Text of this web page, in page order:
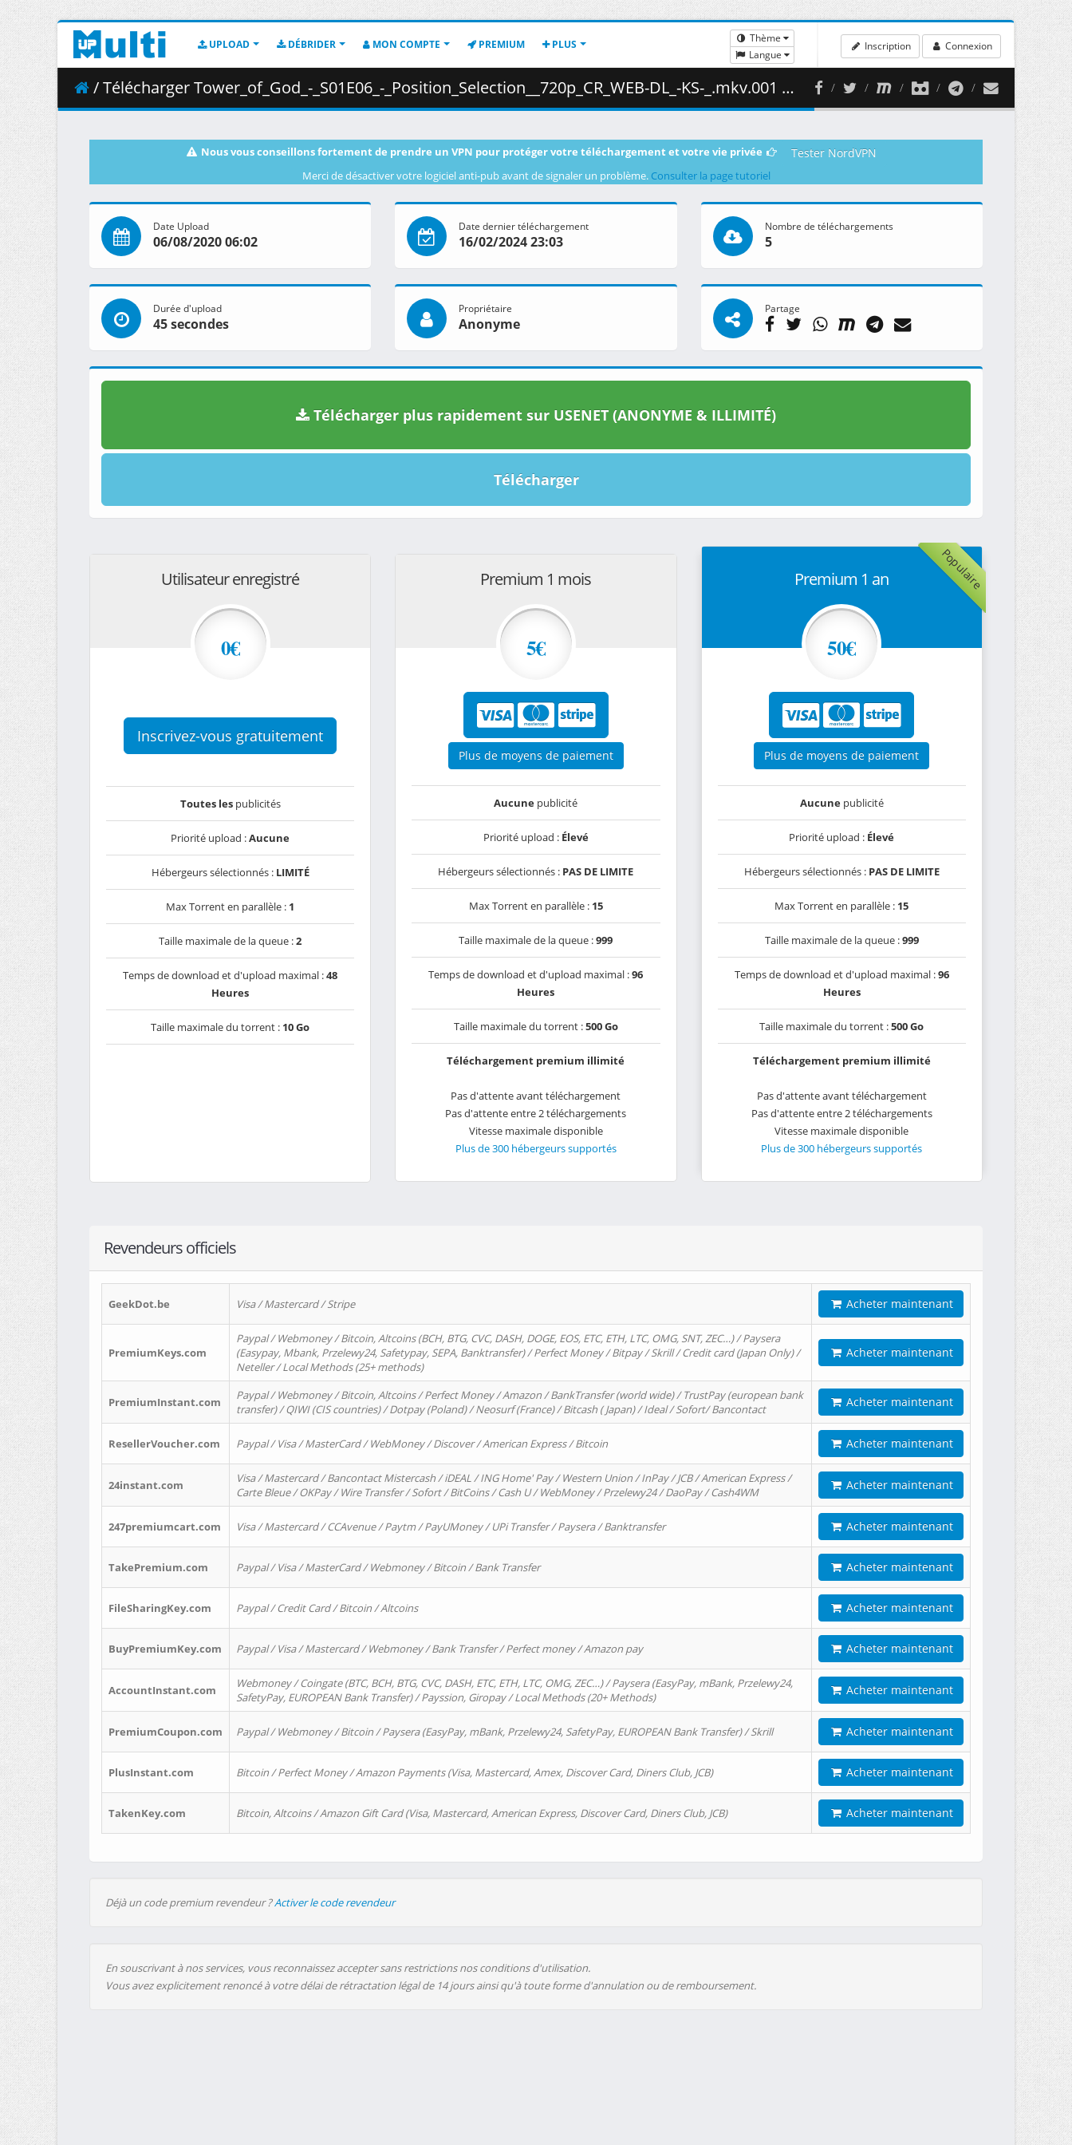
UPLOAD DÉBRIDER MON COMPTE PREMIUM PLUS
Thème
Langue
Inscription Connexion
/ Télécharger Tower_of_God_-_S01E06_-_Position_Selection__720p_CR_WEB-DL_-KS-_.mkv.001 ( 353.31 MB )
Nous vous conseillons fortement de prendre un VPN pour protéger votre téléchargement et votre vie privée Tester NordVPN
Merci de désactiver votre logiciel anti-pub avant de signaler un problème. Consulter la page tutoriel
Date Upload
06/08/2020 06:02
Date dernier téléchargement
16/02/2024 23:03
Nombre de téléchargements
5
Durée d'upload
45 secondes
Propriétaire
Anonyme
Partage
Télécharger plus rapidement sur USENET (ANONYME & ILLIMITÉ)
Télécharger
Utilisateur enregistré
0€
Inscrivez-vous gratuitement
Toutes lespublicités
Priorité upload :Aucune
Hébergeurs sélectionnés : LIMITÉ
Max Torrent en parallèle : 1
Taille maximale de la queue :2
Temps de download et d'upload maximal :48
Heures
Taille maximale du torrent : 10 Go
Premium 1 mois
5€
Plus de moyens de paiement
Aucune publicité
Priorité upload : Élevé
Hébergeurs sélectionnés : PAS DE LIMITE
Max Torrent en parallèle : 15
Taille maximale de la queue :999
Temps de download et d'upload maximal :96
Heures
Taille maximale du torrent :500 Go
Téléchargement premium illimité
Pas d'attente avant téléchargement
Pas d'attente entre 2 téléchargements
Vitesse maximale disponible
Plus de 300 hébergeurs supportés
Populaire
Premium 1 an
50€
Plus de moyens de paiement
Aucunepublicité
Priorité upload : Élevé
Hébergeurs sélectionnés : PAS DE LIMITE
Max Torrent en parallèle : 15
Taille maximale de la queue :999
Temps de download et d'upload maximal :96
Heures
Taille maximale du torrent :500 Go
Téléchargement premium illimité
Pas d'attente avant téléchargement
Pas d'attente entre 2 téléchargements
Vitesse maximale disponible
Plus de 300 hébergeurs supportés
Revendeurs officiels
GeekDot.be Visa / Mastercard / Stripe Acheter maintenant
PremiumKeys.com
Paypal / Webmoney / Bitcoin, Altcoins (BCH, BTG, CVC, DASH, DOGE, EOS, ETC, ETH, LTC, OMG, SNT, ZEC…) / Paysera
(Easypay, Mbank, Przelewy24, Safetypay, SEPA, Banktransfer) / Perfect Money / Bitpay / Skrill / Credit card (Japan Only) /
Neteller / Local Methods (25+ methods)
Acheter maintenant
PremiumInstant.com
Paypal / Webmoney / Bitcoin, Altcoins / Perfect Money / Amazon / BankTransfer (world wide) / TrustPay (european bank
transfer) / QIWI (CIS countries) / Dotpay (Poland) / Neosurf (France) / Bitcash ( Japan) / Ideal / Sofort/ Bancontact
Acheter maintenant
ResellerVoucher.com Paypal / Visa / MasterCard / WebMoney / Discover / American Express / Bitcoin Acheter maintenant
24instant.com
Visa / Mastercard / Bancontact Mistercash / iDEAL / ING Home' Pay / Western Union / InPay / JCB / American Express /
Carte Bleue / OKPay / Wire Transfer / Sofort / BitCoins / Cash U / WebMoney / Przelewy24 / DaoPay / Cash4WM
Acheter maintenant
247premiumcart.com Visa / Mastercard / CCAvenue / Paytm / PayUMoney / UPi Transfer / Paysera / Banktransfer Acheter maintenant
TakePremium.com Paypal / Visa / MasterCard / Webmoney / Bitcoin / Bank Transfer Acheter maintenant
FileSharingKey.com Paypal / Credit Card / Bitcoin / Altcoins Acheter maintenant
BuyPremiumKey.com Paypal / Visa / Mastercard / Webmoney / Bank Transfer / Perfect money / Amazon pay Acheter maintenant
AccountInstant.com
Webmoney / Coingate (BTC, BCH, BTG, CVC, DASH, ETC, ETH, LTC, OMG, ZEC…) / Paysera (EasyPay, mBank, Przelewy24,
SafetyPay, EUROPEAN Bank Transfer) / Payssion, Giropay / Local Methods (20+ Methods)
Acheter maintenant
PremiumCoupon.com Paypal / Webmoney / Bitcoin / Paysera (EasyPay, mBank, Przelewy24, SafetyPay, EUROPEAN Bank Transfer) / Skrill Acheter maintenant
PlusInstant.com Bitcoin / Perfect Money / Amazon Payments (Visa, Mastercard, Amex, Discover Card, Diners Club, JCB) Acheter maintenant
TakenKey.com Bitcoin, Altcoins / Amazon Gift Card (Visa, Mastercard, American Express, Discover Card, Diners Club, JCB) Acheter maintenant
Déjà un code premium revendeur ?Activer le code revendeur
En souscrivant à nos services, vous reconnaissez accepter sans restrictions nos conditions d'utilisation.
Vous avez explicitement renoncé à votre délai de rétractation légal de 14 jours ainsi qu'à toute forme d'annulation ou de remboursement.